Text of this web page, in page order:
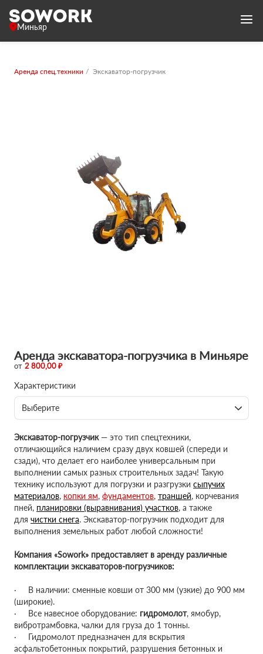
Миньяр
Аренда спец.техники Экскаватор-погрузчик
Аренда экскаватора-погрузчика в Миньяре
от 2 800,00 ₽
Характеристики
Выберите
Экскаватор-погрузчик— это тип спецтехники,
отличающийся наличием сразу двух ковшей (спереди и
сзади), что делает его наиболее универсальным при
выполнении самых разных строительных задач! Такую
технику используют для погрузки и разгрузки сыпучих
материалов, копки ям, фундаментов, траншей, корчевания
пней, планировки (выравнивания) участков, а также
для чистки снега. Экскаватор-погрузчик подходит для
выполнения земельных работ любой сложности!
Компания «Sowork» предоставляет в аренду различные
комплектации экскаваторов-погрузчиков:
· В наличии: сменные ковши от 300 мм (узкие) до 900 мм
(широкие).
· Все навесное оборудование: гидромолот, ямобур,
вибротрамбовка, чалки для груза до 1 тонны.
· Гидромолот предназначен для вскрытия
асфальтобетонных покрытий, разрушения бетонных и